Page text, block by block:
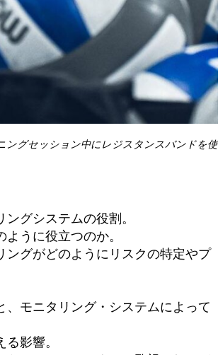
ングセッション中にレジスタンスバンドを使
グシステムの役割。
うに役立つのか。
ングがどのようにリスクの特定やプ
、モニタリング・システムによって
影響。